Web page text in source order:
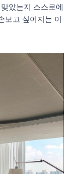
았는지 스스로에
보고 싶어지는 이